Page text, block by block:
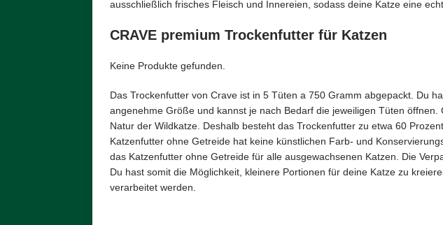
ausschließlich frisches Fleisch und Innereien, sodass deine Katze eine
CRAVE premium Trockenfutter für Katzen
Keine Produkte gefunden.
Das Trockenfutter von Crave ist in 5 Tüten a 750 Gramm abgepackt. Du
angenehme Größe und kannst je nach Bedarf die jeweiligen Tüten öffnen.
Natur der Wildkatze. Deshalb besteht das Trockenfutter zu etwa 60
Katzenfutter ohne Getreide hat keine künstlichen Farb- und
das Katzenfutter ohne Getreide für alle ausgewachsenen Katzen. Die
Du hast somit die Möglichkeit, kleinere Portionen für deine Katze zu
verarbeitet werden.